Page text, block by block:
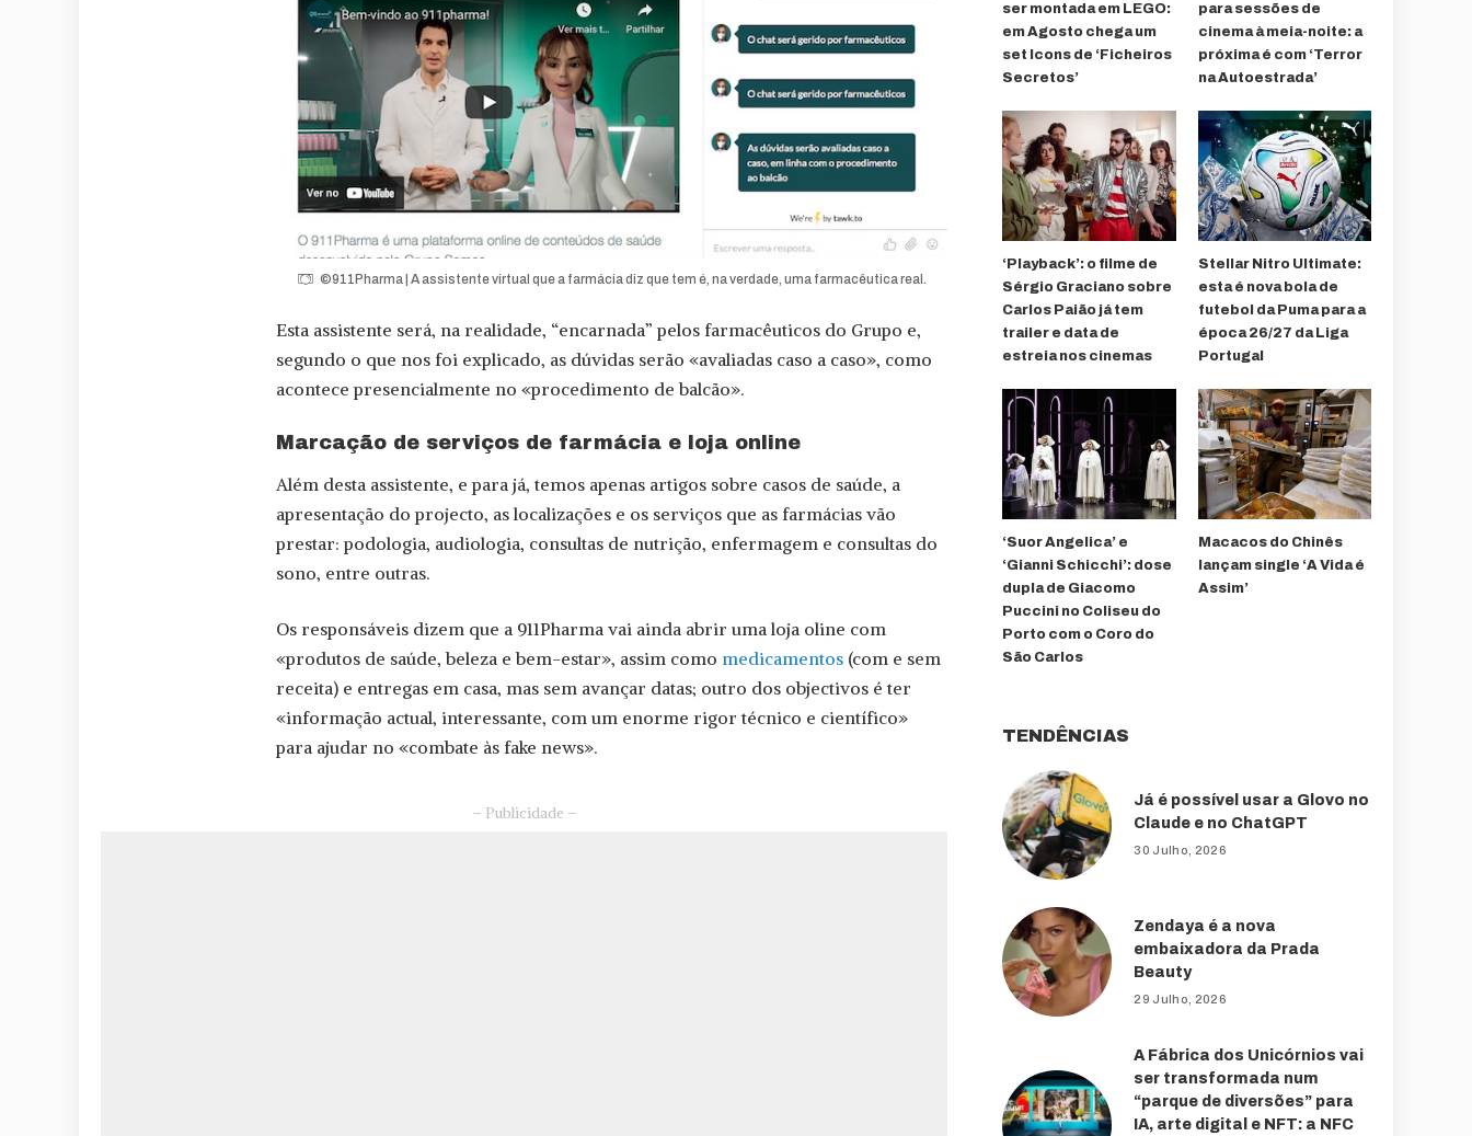
©911Pharma | A assistente virtual que a farmácia diz que tem é, na verdade, uma farmacêutica real.
Esta assistente será, na realidade, “encarnada” pelos farmacêuticos do Grupo e,
segundo o que nos foi explicado, as dúvidas serão «avaliadas caso a caso», como
acontece presencialmente no «procedimento de balcão».
Marcação de serviços de farmácia e loja online
Além desta assistente, e para já, temos apenas artigos sobre casos de saúde, a
apresentação do projecto, as localizações e os serviços que as farmácias vão
prestar: podologia, audiologia, consultas de nutrição, enfermagem e consultas do
sono, entre outras.
Os responsáveis dizem que a 911Pharma vai ainda abrir uma loja oline com
«produtos de saúde, beleza e bem-estar», assim como medicamentos (com e sem
receita) e entregas em casa, mas sem avançar datas; outro dos objectivos é ter
«informação actual, interessante, com um enorme rigor técnico e científico»
para ajudar no «combate às fake news».
– Publicidade –
ser montada em LEGO:
em Agosto chega um
set Icons de ‘Ficheiros
Secretos’
para sessões de
cinema à meia-noite: a
próxima é com ‘Terror
na Autoestrada’
‘Playback’: o filme de
Sérgio Graciano sobre
Carlos Paião já tem
trailer e data de
estreia nos cinemas
Stellar Nitro Ultimate:
esta é nova bola de
futebol da Puma para a
época 26/27 da Liga
Portugal
‘Suor Angelica’ e
‘Gianni Schicchi’: dose
dupla de Giacomo
Puccini no Coliseu do
Porto com o Coro do
São Carlos
Macacos do Chinês
lançam single ‘A Vida é
Assim’
TENDÊNCIAS
Já é possível usar a Glovo no
Claude e no ChatGPT
30 Julho, 2026
Zendaya é a nova
embaixadora da Prada
Beauty
29 Julho, 2026
A Fábrica dos Unicórnios vai
ser transformada num
“parque de diversões” para
IA, arte digital e NFT: a NFC